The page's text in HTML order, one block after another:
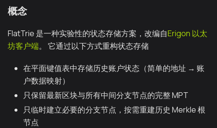
概念
FlatTrie 是一种实验性的状态存储方案，改编自Erigon 以太
坊客户端。 它通过以下方式重构状态存储
在平面键值表中存储历史账户状态（简单的地址 → 账
户数据映射）
只保留最新区块与所有中间分支节点的完整 MPT
只临时建立必要的分支节点，按需重建历史 Merkle 根
节点